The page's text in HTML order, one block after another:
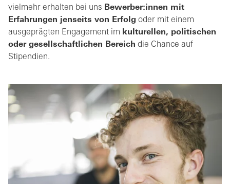
vielmehr erhalten bei uns Bewerber:innen mit
Erfahrungen jenseits von Erfolg oder mit einem
ausgeprägten Engagement im kulturellen, politischen
oder gesellschaftlichen Bereich die Chance auf
Stipendien.